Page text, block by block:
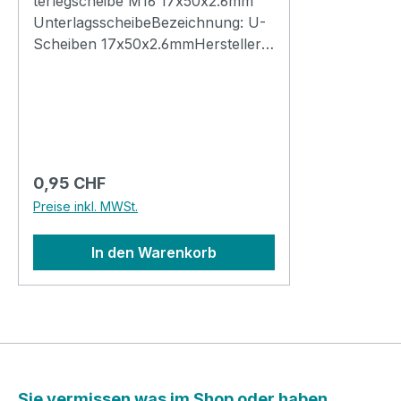
UnterlagsscheibeBezeichnung: U-
Scheiben 17x50x2.6mmHersteller:
0.077kgGrösse Box: na
Regulärer Preis:
0,95 CHF
Preise inkl. MWSt.
In den Warenkorb